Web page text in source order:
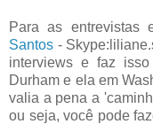
Para as entrevistas
Santos -
interviews e faz
Durham e ela em
valia a pena a
ou seja, você pode